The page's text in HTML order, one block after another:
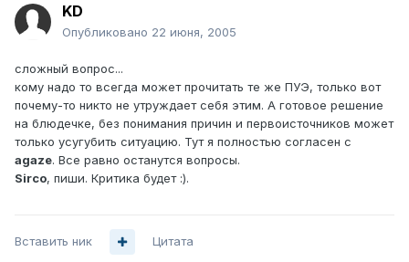
KD
Опубликовано 22 июня, 2005
сложный вопрос...
кому надо то всегда может прочитать те же ПУЭ, только вот
почему-то никто не утруждает себя этим. А готовое решение
на блюдечке, без понимания причин и первоисточников может
только усугубить ситуацию. Тут я полностью согласен с
agaze. Все равно останутся вопросы.
Sirco, пиши. Критика будет :).
Вставить ник Цитата